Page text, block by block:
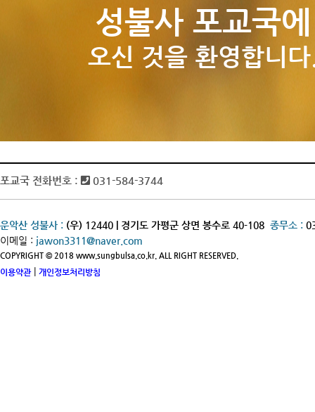
성불사 포교국에
오신 것을 환영합니
포교국 전화번호 : 031-584-3744
운악산 성불사 : (우) 12440 | 경기도 가평군 상면 봉수로 40-108 종무소 :
이메일 : jawon3311@naver.com
COPYRIGHT © 2018 www.sungbulsa.co.kr. ALL RIGHT RESERVED.
이용약관| 개인정보처리방침